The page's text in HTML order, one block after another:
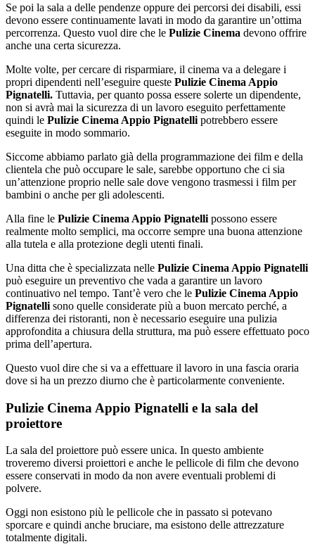
Se poi la sala a delle pendenze oppure dei percorsi dei disabili, essi
devono essere continuamente lavati in modo da garantire un’ottima
percorrenza. Questo vuol dire che le Pulizie Cinema devono offrire
anche una certa sicurezza.
Molte volte, per cercare di risparmiare, il cinema va a delegare i
propri dipendenti nell’eseguire queste Pulizie Cinema Appio
Pignatelli. Tuttavia, per quanto possa essere solerte un dipendente,
non si avrà mai la sicurezza di un lavoro eseguito perfettamente
quindi le Pulizie Cinema Appio Pignatelli potrebbero essere
eseguite in modo sommario.
Siccome abbiamo parlato già della programmazione dei film e della
clientela che può occupare le sale, sarebbe opportuno che ci sia
un’attenzione proprio nelle sale dove vengono trasmessi i film per
bambini o anche per gli adolescenti.
Alla fine le Pulizie Cinema Appio Pignatelli possono essere
realmente molto semplici, ma occorre sempre una buona attenzione
alla tutela e alla protezione degli utenti finali.
Una ditta che è specializzata nelle Pulizie Cinema Appio Pignatelli
può eseguire un preventivo che vada a garantire un lavoro
continuativo nel tempo. Tant’è vero che le Pulizie Cinema Appio
Pignatelli sono quelle considerate più a buon mercato perché, a
differenza dei ristoranti, non è necessario eseguire una pulizia
approfondita a chiusura della struttura, ma può essere effettuato poco
prima dell’apertura.
Questo vuol dire che si va a effettuare il lavoro in una fascia oraria
dove si ha un prezzo diurno che è particolarmente conveniente.
Pulizie Cinema Appio Pignatelli e la sala del
proiettore
La sala del proiettore può essere unica. In questo ambiente
troveremo diversi proiettori e anche le pellicole di film che devono
essere conservati in modo da non avere eventuali problemi di
polvere.
Oggi non esistono più le pellicole che in passato si potevano
sporcare e quindi anche bruciare, ma esistono delle attrezzature
totalmente digitali.